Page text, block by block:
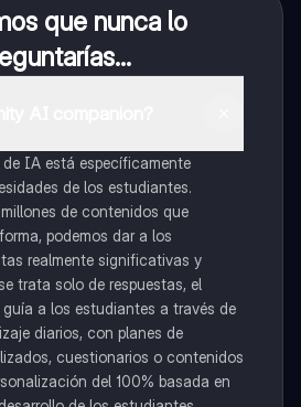
que nunca lo
IA está específicamente
de los estudiantes.
de contenidos que
podemos dar a los
realmente significativas y
trata solo de respuestas, el
a los estudiantes a través de
diarios, con planes de
cuestionarios o contenidos
del 100% basada en